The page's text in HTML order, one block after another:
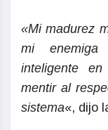
«Mi madurez
mi
inteligente
mentir al
sistema«, dijo